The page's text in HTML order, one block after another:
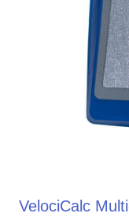
VelociCalc